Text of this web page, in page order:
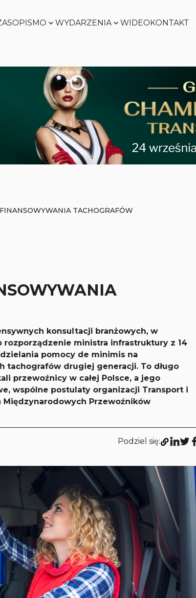
Zobacz
WYDARZENIA
Zobacz
WIDEOKONTAKT
Zobacz Zobacz
TACHOGRAFÓW
konsultacji branżowych, w
rozporządzenie ministra infrastruktury z 14
pomocy de minimis na
tachografów drugiej generacji. To długo
przewoźnicy w całej Polsce, a jego
wspólne postulaty organizacji Transport i
Międzynarodowych Przewoźników
Podziel się: